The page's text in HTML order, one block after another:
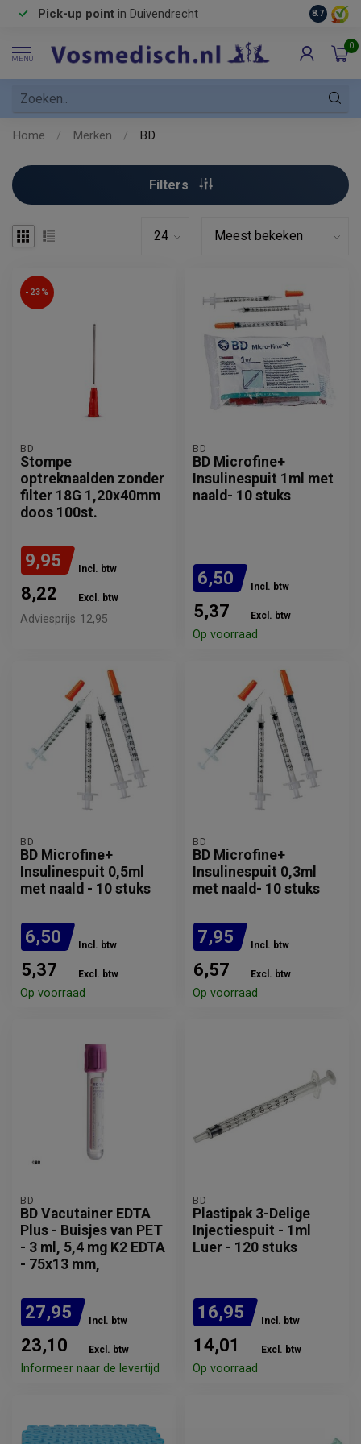
Pick-up point in Duivendrecht 8.7
MENU
0
Home / Merken / BD
Filters
-23%
BD
Stompe
optreknaalden zonder
filter 18G 1,20x40mm
doos 100st.
9,95 Incl. btw
8,22 Excl. btw
Adviesprijs 12,95
BD
BD Microfine+
Insulinespuit 1ml met
naald- 10 stuks
6,50 Incl. btw
5,37 Excl. btw
Op voorraad
BD
BD Microfine+
Insulinespuit 0,5ml
met naald - 10 stuks
6,50 Incl. btw
5,37 Excl. btw
Op voorraad
BD
BD Microfine+
Insulinespuit 0,3ml
met naald- 10 stuks
7,95 Incl. btw
6,57 Excl. btw
Op voorraad
BD
BD Vacutainer EDTA
Plus - Buisjes van PET
- 3 ml, 5,4 mg K2 EDTA
- 75x13 mm,
27,95 Incl. btw
23,10 Excl. btw
Informeer naar de levertijd
BD
Plastipak 3-Delige
Injectiespuit - 1ml
Luer - 120 stuks
16,95 Incl. btw
14,01 Excl. btw
Op voorraad